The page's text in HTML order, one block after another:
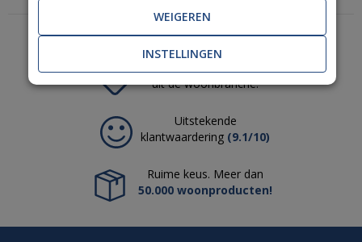
uit de woonbranche.
Uitstekende
klantwaardering (9.1/10)
Ruime keus. Meer dan
50.000 woonproducten!
WEIGEREN
INSTELLINGEN